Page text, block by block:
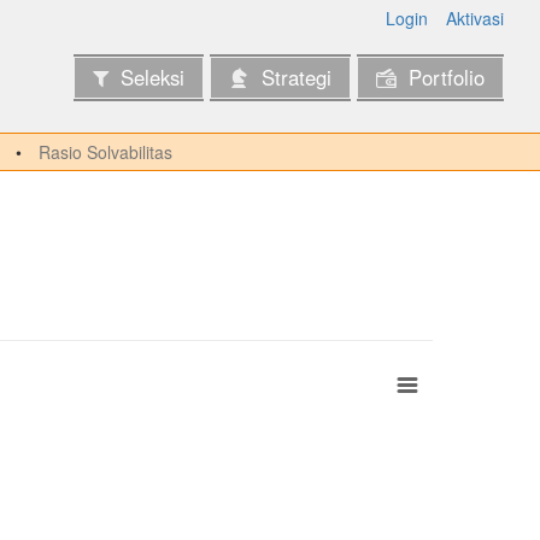
Login Aktivasi
Seleksi Strategi Portfolio
Rasio Solvabilitas